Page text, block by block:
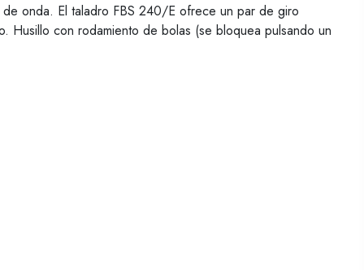
onda. El taladro FBS 240/E ofrece un par de giro
Husillo con rodamiento de bolas (se bloquea pulsando un